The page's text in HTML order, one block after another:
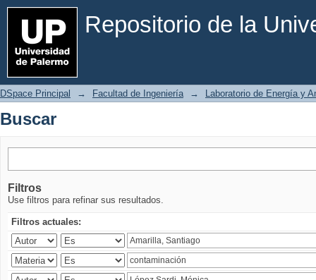
Repositorio de la
Buscar
DSpace Principal → Facultad de Ingeniería → Laboratorio de Energía y
Buscar
Filtros
Use filtros para refinar sus resultados.
Filtros actuales: